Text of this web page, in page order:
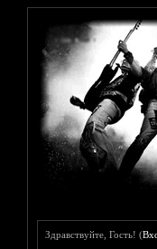
Здравствуйте, Гость! (